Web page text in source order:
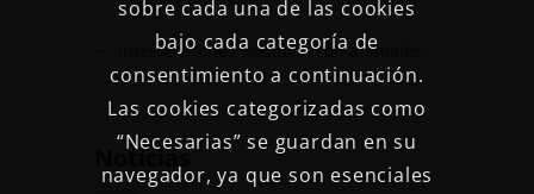
Intervenciones asistidas con animales
Noticias
sobre cada una de las cookies
bajo cada categoría de
consentimiento a continuación.
Las cookies categorizadas como
“Necesarias” se guardan en su
navegador, ya que son esenciales